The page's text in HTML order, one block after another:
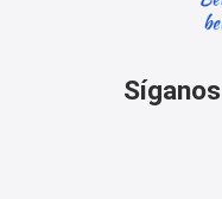
Síganos